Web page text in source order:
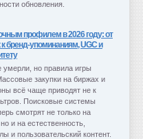
обновления.
профилем в 2026 году: от
бренд-упоминаниям, UGC и
умерли, но правила игры
закупки на биржах и
всё чаще приводят не к
Поисковые системы
смотрят не только на
и на естественность,
и пользовательский контент.